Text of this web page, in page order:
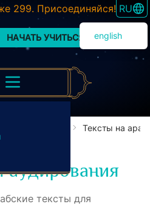
299. Присоединяйся! RU
english
НАЧАТЬ УЧИТЬСЯ
язык Тексты на
и
аудирования
тексты для